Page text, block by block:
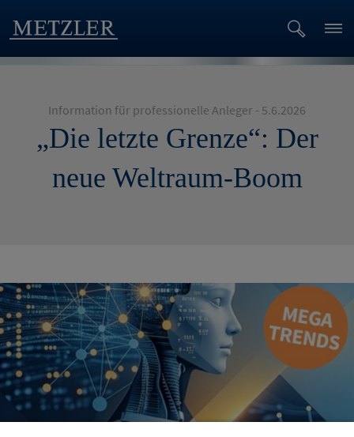
Information für professionelle Anleger - 5.6.2026
„Die letzte Grenze“: Der
neue Weltraum-Boom